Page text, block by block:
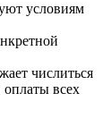
условиям
числиться
оплаты всех